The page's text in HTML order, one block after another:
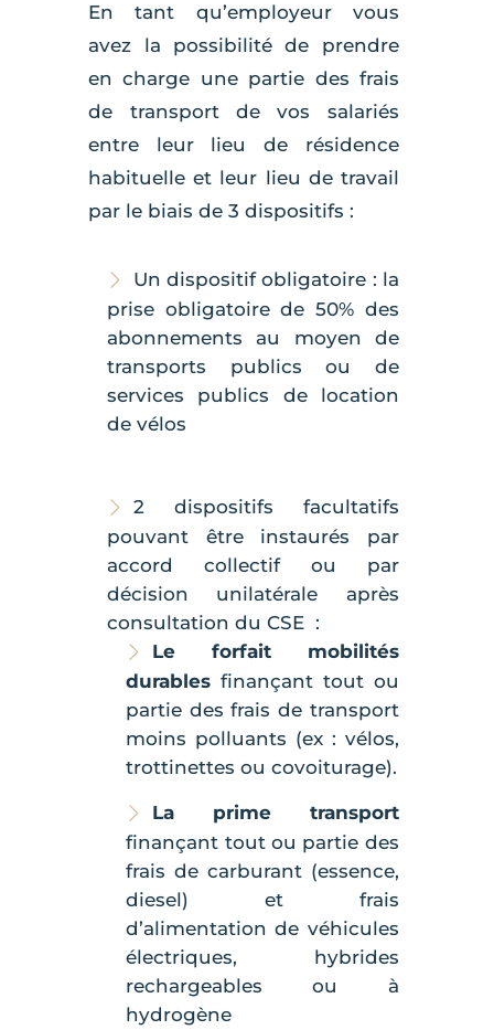
En tant qu’employeur vous
avez la possibilité de prendre
en charge une partie des frais
de transport de vos salariés
entre leur lieu de résidence
habituelle et leur lieu de travail
par le biais de 3 dispositifs :
Un dispositif obligatoire : la
prise obligatoire de 50% des
abonnements au moyen de
transports publics ou de
services publics de location
de vélos
2 dispositifs facultatifs
pouvant être instaurés par
accord collectif ou par
décision unilatérale après
consultation du CSE :
Le forfait mobilités
durables finançant tout ou
partie des frais de transport
moins polluants (ex : vélos,
trottinettes ou covoiturage).
La prime transport
finançant tout ou partie des
frais de carburant (essence,
diesel) et frais
d’alimentation de véhicules
électriques, hybrides
rechargeables ou à
hydrogène